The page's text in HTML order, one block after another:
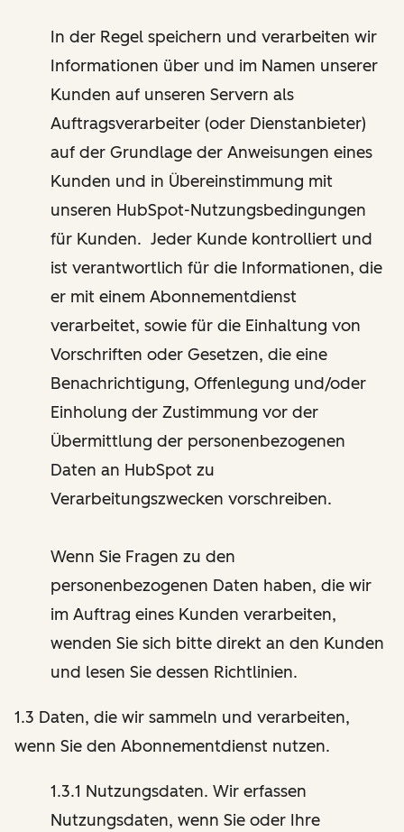
In der Regel speichern und verarbeiten wir
Informationen über und im Namen unserer
Kunden auf unseren Servern als
Auftragsverarbeiter (oder Dienstanbieter)
auf der Grundlage der Anweisungen eines
Kunden und in Übereinstimmung mit
unseren HubSpot-Nutzungsbedingungen
für Kunden. Jeder Kunde kontrolliert und
ist verantwortlich für die Informationen, die
er mit einem Abonnementdienst
verarbeitet, sowie für die Einhaltung von
Vorschriften oder Gesetzen, die eine
Benachrichtigung, Offenlegung und/oder
Einholung der Zustimmung vor der
Übermittlung der personenbezogenen
Daten an HubSpot zu
Verarbeitungszwecken vorschreiben.
Wenn Sie Fragen zu den
personenbezogenen Daten haben, die wir
im Auftrag eines Kunden verarbeiten,
wenden Sie sich bitte direkt an den Kunden
und lesen Sie dessen Richtlinien.
1.3 Daten, die wir sammeln und verarbeiten,
wenn Sie den Abonnementdienst nutzen.
1.3.1 Nutzungsdaten. Wir erfassen
Nutzungsdaten, wenn Sie oder Ihre